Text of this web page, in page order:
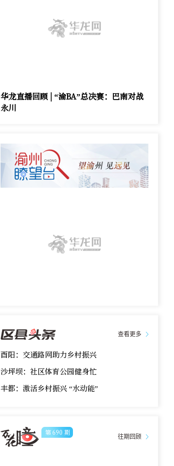
华龙直播回顾 | “渝BA”总决赛：巴南对战
永川
查看更多
酉阳：交通路网助力乡村振兴
沙坪坝：社区体育公园健身忙
丰都：激活乡村振兴 “水动能”
第690 期
往期回顾